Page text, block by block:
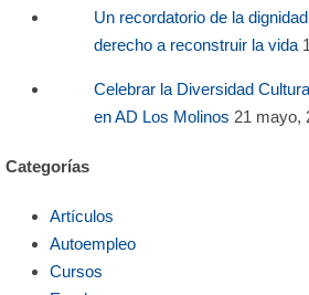
Un recordatorio de la
derecho a reconstruir la vida
Celebrar la Diversidad
en AD Los Molinos 21 mayo,
Categorías
Artículos
Autoempleo
Cursos